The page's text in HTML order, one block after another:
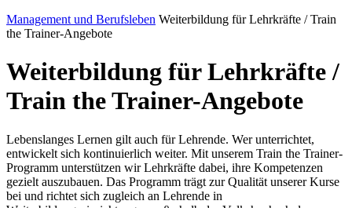
Management und Berufsleben Weiterbildung für Lehrkräfte / Train
the Trainer-Angebote
Weiterbildung für Lehrkräfte /
Train the Trainer-Angebote
Lebenslanges Lernen gilt auch für Lehrende. Wer unterrichtet,
entwickelt sich kontinuierlich weiter. Mit unserem Train the Trainer-
Programm unterstützen wir Lehrkräfte dabei, ihre Kompetenzen
gezielt auszubauen. Das Programm trägt zur Qualität unserer Kurse
bei und richtet sich zugleich an Lehrende in